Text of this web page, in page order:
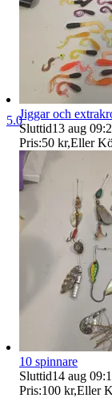
5.0Jiggar och
Sluttid13 aug
Pris:50 kr,Eller
10 spinnare
Sluttid14 aug
Pris:100 kr,Eller